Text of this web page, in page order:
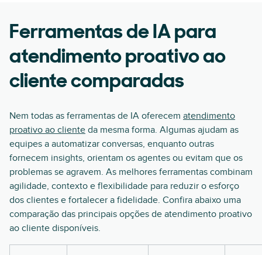
Ferramentas de IA para
atendimento proativo ao
cliente comparadas
Nem todas as ferramentas de IA oferecem atendimento
proativo ao cliente da mesma forma. Algumas ajudam as
equipes a automatizar conversas, enquanto outras
fornecem insights, orientam os agentes ou evitam que os
problemas se agravem. As melhores ferramentas combinam
agilidade, contexto e flexibilidade para reduzir o esforço
dos clientes e fortalecer a fidelidade. Confira abaixo uma
comparação das principais opções de atendimento proativo
ao cliente disponíveis.